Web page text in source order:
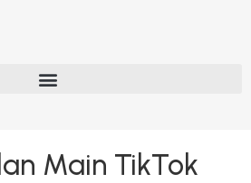
Main TikTok